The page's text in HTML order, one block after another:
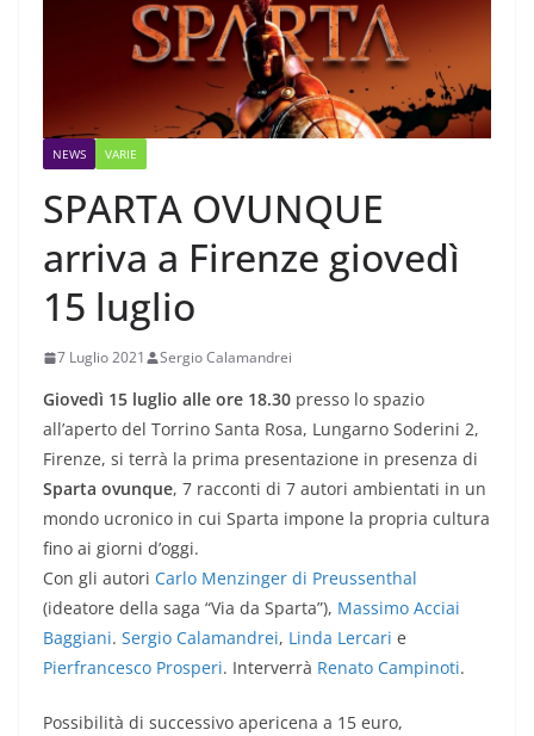
NEWS VARIE
SPARTA OVUNQUE
arriva a Firenze giovedì
15 luglio
7 Luglio 2021 Sergio Calamandrei
Giovedì 15 luglio alle ore 18.30 presso lo spazio
all’aperto del Torrino Santa Rosa, Lungarno Soderini 2,
Firenze, si terrà la prima presentazione in presenza di
Sparta ovunque, 7 racconti di 7 autori ambientati in un
mondo ucronico in cui Sparta impone la propria cultura
fino ai giorni d’oggi.
Con gli autori Carlo Menzinger di Preussenthal
(ideatore della saga “Via da Sparta”), Massimo Acciai
Baggiani. Sergio Calamandrei, Linda Lercari e
Pierfrancesco Prosperi. Interverrà Renato Campinoti.
Possibilità di successivo apericena a 15 euro,